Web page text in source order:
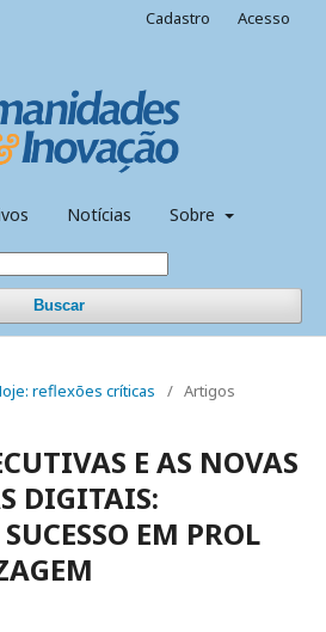
Notícias Sobre
Buscar
Cadastro Acesso
reflexões críticas
/ Artigos
E AS NOVAS
DIGITAIS:
EM PROL